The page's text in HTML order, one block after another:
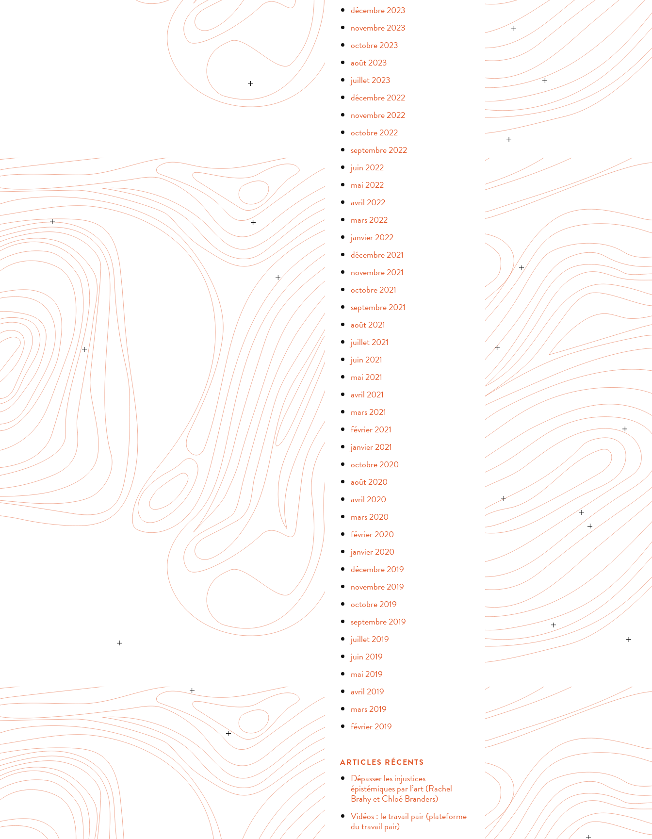
décembre 2023
novembre 2023
octobre 2023
août 2023
juillet 2023
décembre 2022
novembre 2022
octobre 2022
septembre 2022
juin 2022
mai 2022
avril 2022
mars 2022
janvier 2022
décembre 2021
novembre 2021
octobre 2021
septembre 2021
août 2021
juillet 2021
juin 2021
mai 2021
avril 2021
mars 2021
février 2021
janvier 2021
octobre 2020
août 2020
avril 2020
mars 2020
février 2020
janvier 2020
décembre 2019
novembre 2019
octobre 2019
septembre 2019
juillet 2019
juin 2019
mai 2019
avril 2019
mars 2019
février 2019
ARTICLES RÉCENTS
Dépasser les injustices
épistémiques par l’art (Rachel
Brahy et Chloé Branders)
Vidéos : le travail pair (plateforme
du travail pair)